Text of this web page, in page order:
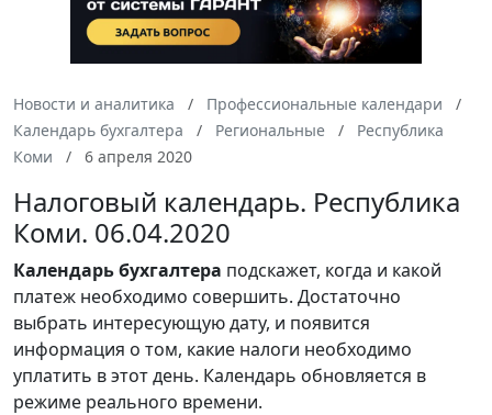
Новости и аналитика
Профессиональные календари
Календарь бухгалтера
Региональные
Республика
Коми
6 апреля 2020
Налоговый календарь. Республика
Коми. 06.04.2020
Календарьбухгалтера подскажет, когда и какой
платеж необходимо совершить. Достаточно
выбрать интересующую дату, и появится
информация о том, какие налоги необходимо
уплатить в этот день. Календарь обновляется в
режиме реального времени.